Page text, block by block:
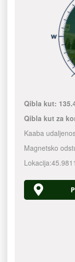
Qibla kut:
Qibla kut za
Kaaba
Magnetsko
Lokacija:45.9811